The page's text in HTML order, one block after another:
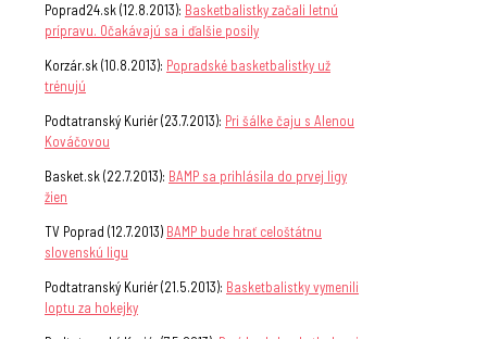
Poprad24.sk (12.8.2013): Basketbalistky začali letnú
prípravu. Očakávajú sa i ďalšie posily
Korzár.sk (10.8.2013): Popradské basketbalistky už
trénujú
Podtatranský Kuriér (23.7.2013): Pri šálke čaju s Alenou
Kováčovou
Basket.sk (22.7.2013): BAMP sa prihlásila do prvej ligy
žien
TV Poprad (12.7.2013) BAMP bude hrať celoštátnu
slovenskú ligu
Podtatranský Kuriér (21.5.2013): Basketbalistky vymenili
loptu za hokejky